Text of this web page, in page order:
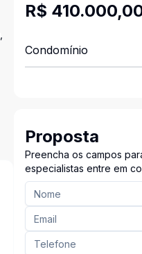
R$
Condomínio
Proposta
Preencha os campos
especialistas entre em